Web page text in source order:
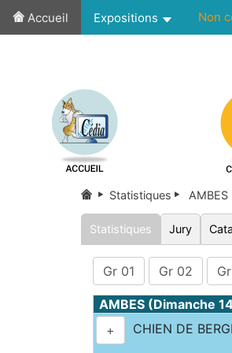
Accueil Expositions Non
Statistiques
Statistiques Jury
Gr 01 Gr 02
AMBES (Dimanche
+
CHIEN DE